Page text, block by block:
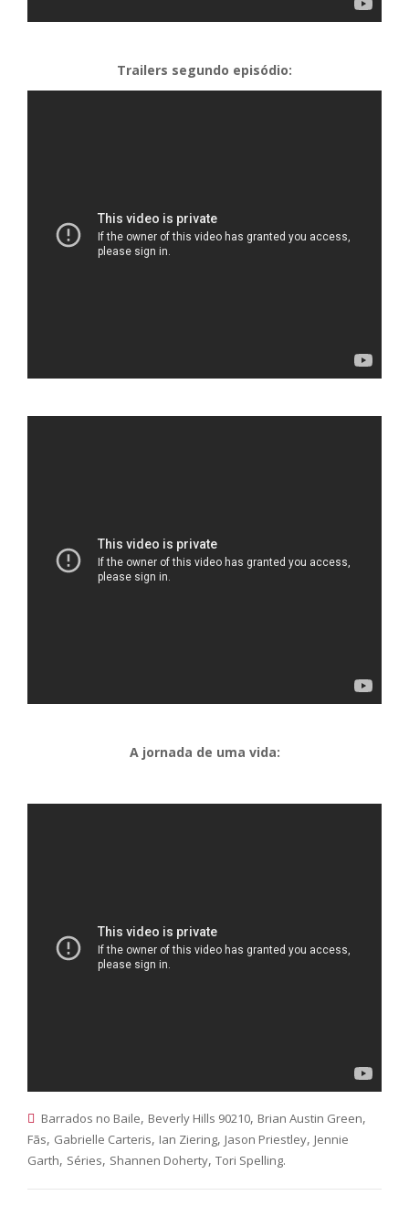
Trailers segundo episódio:
A jornada de uma vida:
Barrados no Baile, Beverly Hills 90210, Brian Austin Green,
Fãs, Gabrielle Carteris, Ian Ziering, Jason Priestley, Jennie
Garth, Séries, Shannen Doherty, Tori Spelling.